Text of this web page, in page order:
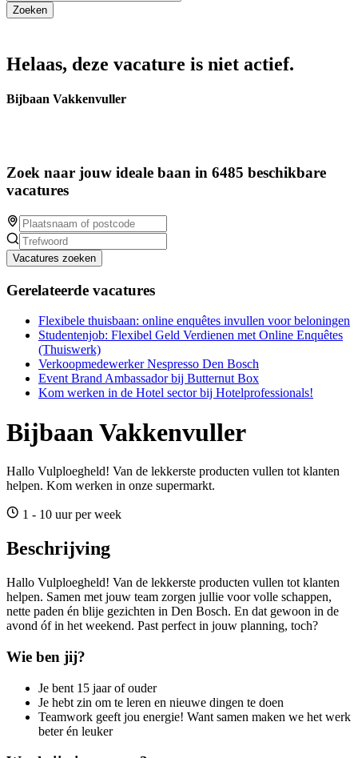
Helaas, deze vacature is niet actief.
Bijbaan Vakkenvuller
Zoek naar jouw ideale baan in 6485 beschikbare
vacatures
Vacatures zoeken
Gerelateerde vacatures
Flexibele thuisbaan: online enquêtes invullen voor beloningen
Studentenjob: Flexibel Geld Verdienen met Online Enquêtes
(Thuiswerk)
Verkoopmedewerker Nespresso Den Bosch
Event Brand Ambassador bij Butternut Box
Kom werken in de Hotel sector bij Hotelprofessionals!
Bijbaan Vakkenvuller
Hallo Vulploegheld! Van de lekkerste producten vullen tot klanten
helpen. Kom werken in onze supermarkt.
1 - 10 uur per week
Beschrijving
Hallo Vulploegheld! Van de lekkerste producten vullen tot klanten
helpen. Samen met jouw team zorgen jullie voor volle schappen,
nette paden én blije gezichten in Den Bosch. En dat gewoon in de
avond óf in het weekend. Past perfect in jouw planning, toch?
Wie ben jij?
Je bent 15 jaar of ouder
Je hebt zin om te leren en nieuwe dingen te doen
Teamwork geeft jou energie! Want samen maken we het werk
beter én leuker